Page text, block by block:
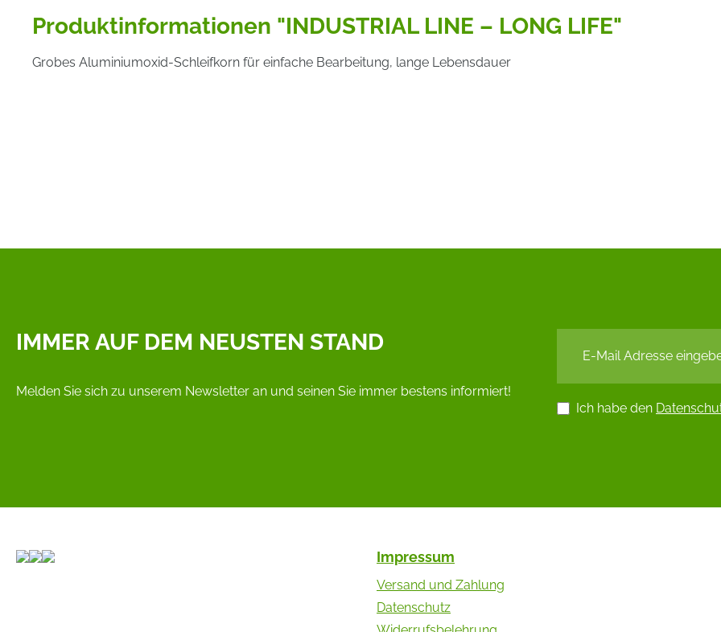
Produktinformationen "INDUSTRIAL LINE – LONG LIFE"
Grobes Aluminiumoxid-Schleifkorn für einfache Bearbeitung, lange Lebensdauer
IMMER AUF DEM NEUSTEN STAND
Melden Sie sich zu unserem Newsletter an und seinen Sie immer bestens informiert!
Ich habe den
Impressum
Versand und Zahlung
Datenschutz